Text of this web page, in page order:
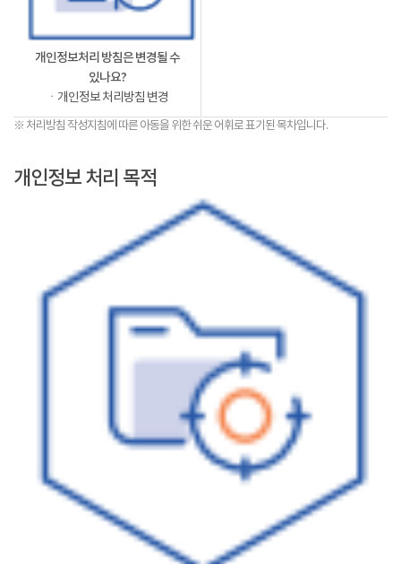
개인정보처리 방침은 변경될 수
있나요?
ㆍ개인정보 처리방침 변경
※ 처리방침 작성지침에 따른 아동을 위한 쉬운 어휘로 표기된 목차입니다.
개인정보 처리 목적